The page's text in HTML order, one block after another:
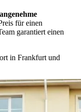
für einen
garantiert einen
in Frankfurt und